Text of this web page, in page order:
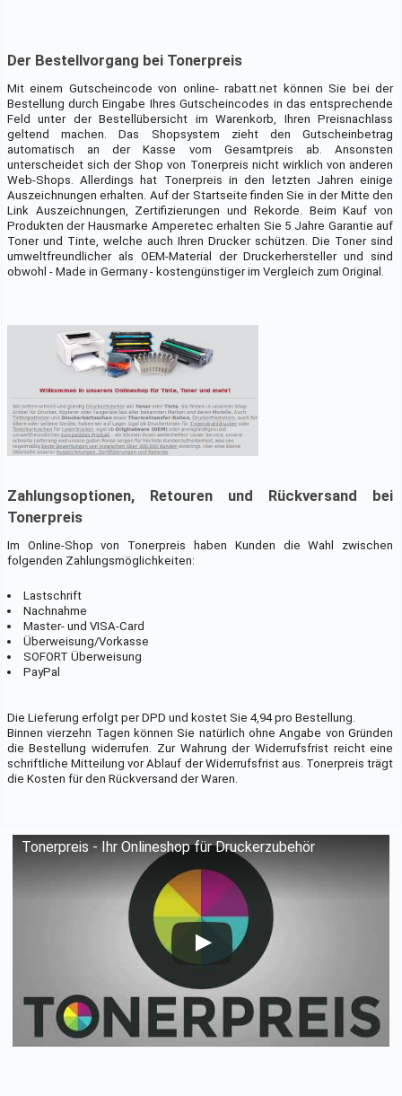
Der Bestellvorgang bei Tonerpreis
Mit einem Gutscheincode von online- rabatt.net können Sie bei der
Bestellung durch Eingabe Ihres Gutscheincodes in das entsprechende
Feld unter der Bestellübersicht im Warenkorb, Ihren Preisnachlass
geltend machen. Das Shopsystem zieht den Gutscheinbetrag
automatisch an der Kasse vom Gesamtpreis ab. Ansonsten
unterscheidet sich der Shop von Tonerpreis nicht wirklich von anderen
Web-Shops. Allerdings hat Tonerpreis in den letzten Jahren einige
Auszeichnungen erhalten. Auf der Startseite finden Sie in der Mitte den
Link Auszeichnungen, Zertifizierungen und Rekorde. Beim Kauf von
Produkten der Hausmarke Amperetec erhalten Sie 5 Jahre Garantie auf
Toner und Tinte, welche auch Ihren Drucker schützen. Die Toner sind
umweltfreundlicher als OEM-Material der Druckerhersteller und sind
obwohl - Made in Germany - kostengünstiger im Vergleich zum Original.
Zahlungsoptionen, Retouren und Rückversand bei
Tonerpreis
Im Online-Shop von Tonerpreis haben Kunden die Wahl zwischen
folgenden Zahlungsmöglichkeiten:
Lastschrift
Nachnahme
Master- und VISA-Card
Überweisung/Vorkasse
SOFORT Überweisung
PayPal
Die Lieferung erfolgt per DPD und kostet Sie 4,94 pro Bestellung.
Binnen vierzehn Tagen können Sie natürlich ohne Angabe von Gründen
die Bestellung widerrufen. Zur Wahrung der Widerrufsfrist reicht eine
schriftliche Mitteilung vor Ablauf der Widerrufsfrist aus. Tonerpreis trägt
die Kosten für den Rückversand der Waren.
Tonerpreis - Ihr Onlineshop für Druckerzubehör